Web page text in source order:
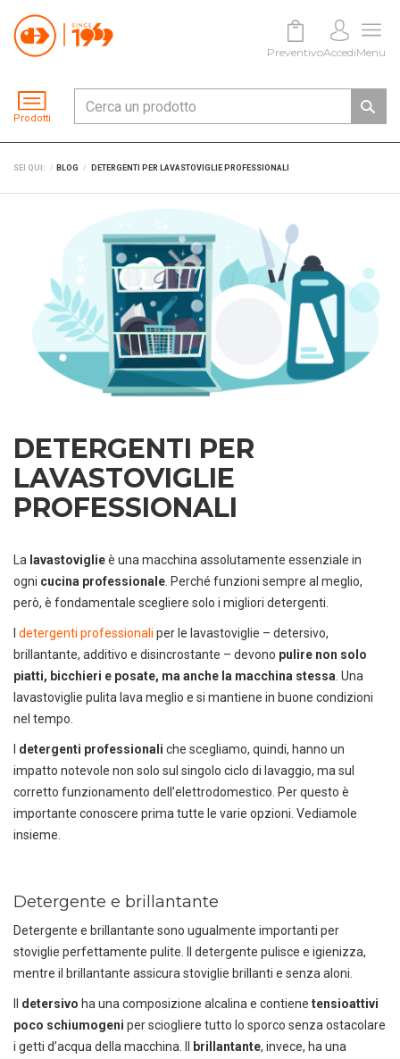
Prodotti
PreventivoAccediMenu
SEI QUI: BLOG DETERGENTI PER LAVASTOVIGLIE PROFESSIONALI
DETERGENTI PER
LAVASTOVIGLIE
PROFESSIONALI
La lavastoviglieè una macchina assolutamente essenziale in
ogni cucina professionale . Perché funzioni sempre al meglio,
però, è fondamentale scegliere solo i migliori detergenti.
I detergenti professionali per le lavastoviglie – detersivo,
brillantante, additivo e disincrostante – devono pulire non solo
piatti, bicchieri e posate, ma anche la macchina stessa . Una
lavastoviglie pulita lava meglio e si mantiene in buone condizioni
nel tempo.
I detergenti professionali che scegliamo, quindi, hanno un
impatto notevole non solo sul singolo ciclo di lavaggio, ma sul
corretto funzionamento dell’elettrodomestico. Per questo è
importante conoscere prima tutte le varie opzioni. Vediamole
insieme.
Detergente e brillantante
Detergente e brillantante sono ugualmente importanti per
stoviglie perfettamente pulite. Il detergente pulisce e igienizza,
mentre il brillantante assicura stoviglie brillanti e senza aloni.
Il detersivo ha una composizione alcalina e contiene tensioattivi
poco schiumogeni per sciogliere tutto lo sporco senza ostacolare
i getti d’acqua della macchina. Il brillantante, invece, ha una